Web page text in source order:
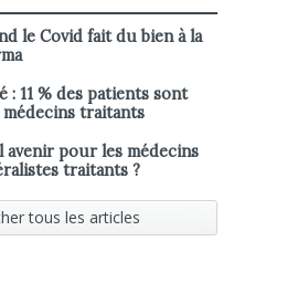
le Covid fait du bien à la
: 11 % des patients sont
médecins traitants
avenir pour les médecins
traitants ?
tous les articles